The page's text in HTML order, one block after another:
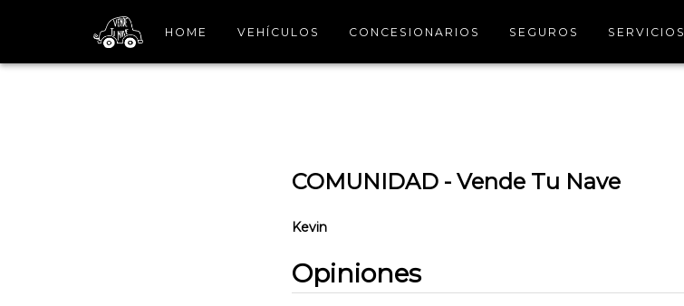
HOME VEHÍCULOS CONCESIONARIOS SEGUROS SERVICIOS
COMUNIDAD - Vende Tu Nave
Kevin
Opiniones